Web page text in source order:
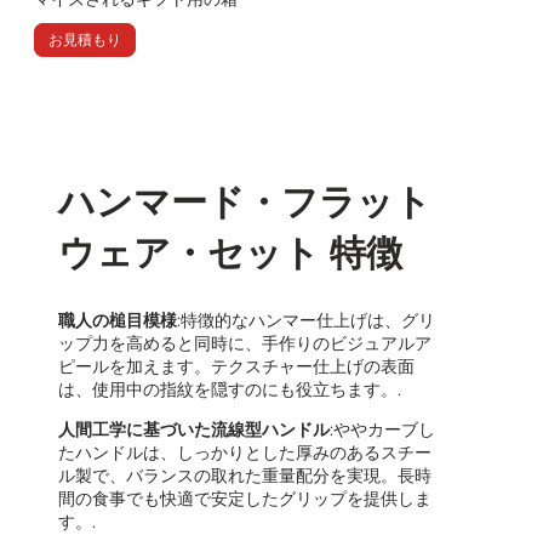
お見積もり
ハンマード・フラット
ウェア・セット 特徴
職人の槌目模様:特徴的なハンマー仕上げは、グリ
ップ力を高めると同時に、手作りのビジュアルア
ピールを加えます。テクスチャー仕上げの表面
は、使用中の指紋を隠すのにも役立ちます。.
人間工学に基づいた流線型ハンドル:ややカーブし
たハンドルは、しっかりとした厚みのあるスチー
ル製で、バランスの取れた重量配分を実現。長時
間の食事でも快適で安定したグリップを提供しま
す。.